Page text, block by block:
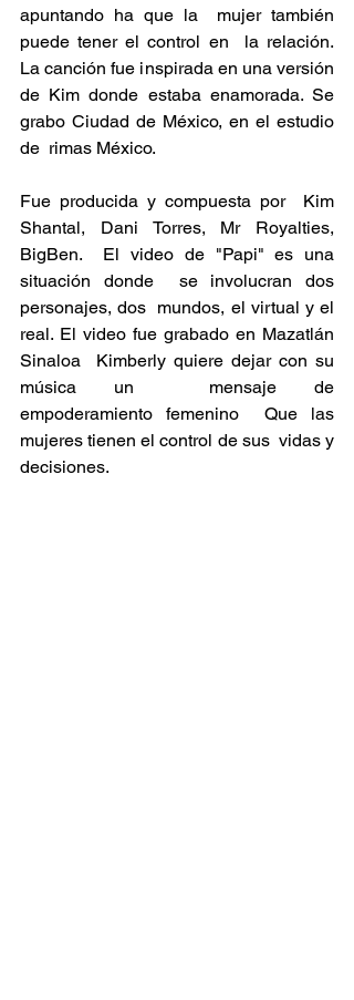
apuntando ha que la  mujer también
puede tener el control en  la relación.
La canción fue inspirada en una versión
de Kim donde estaba enamorada. Se
grabo Ciudad de México, en el estudio
de  rimas México.
Fue producida y compuesta por  Kim
Shantal, Dani Torres, Mr Royalties,
BigBen.  El video de "Papi" es una
situación donde  se involucran dos
personajes, dos  mundos, el virtual y el
real. El video fue grabado en Mazatlán
Sinaloa  Kimberly quiere dejar con su
música un  mensaje de
empoderamiento femenino  Que las
mujeres tienen el control de sus  vidas y
decisiones.